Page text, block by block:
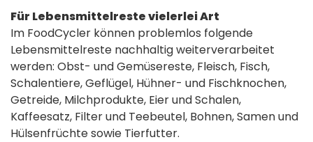
Für Lebensmittelreste vielerlei Art
Im FoodCycler können problemlos folgende
Lebensmittelreste nachhaltig weiterverarbeitet
werden: Obst- und Gemüsereste, Fleisch, Fisch,
Schalentiere, Geflügel, Hühner- und Fischknochen,
Getreide, Milchprodukte, Eier und Schalen,
Kaffeesatz, Filter und Teebeutel, Bohnen, Samen und
Hülsenfrüchte sowie Tierfutter.